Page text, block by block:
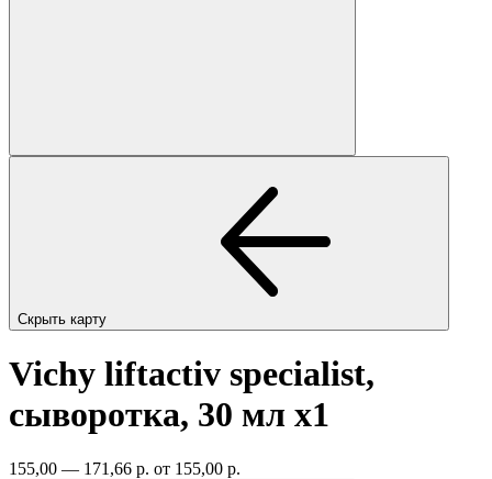
Скрыть карту
Vichy liftactiv specialist,
сыворотка, 30 мл x1
155,00 — 171,66 р. от 155,00 р.